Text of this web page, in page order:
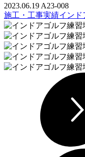
2023.06.19 A23-008
施工・工事実績インド